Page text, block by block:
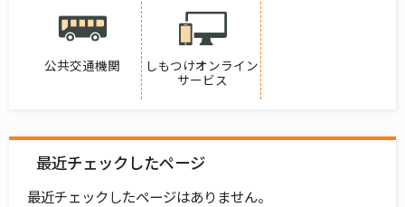
公共交通機関
しもつけオンライン
サービス
最近チェックしたページ
最近チェックしたページはありません。